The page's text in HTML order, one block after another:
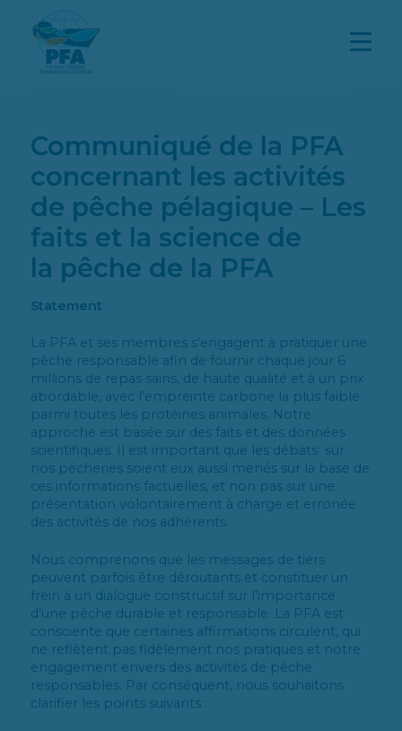
Communiqué de la PFA
concernant les activités
de pêche pélagique – Les
faits et la science de
la pêche de la PFA
Statement
La PFA et ses membres s’engagent à pratiquer une
pêche responsable afin de fournir chaque jour 6
millions de repas sains, de haute qualité et à un prix
abordable, avec l’empreinte carbone la plus faible
parmi toutes les protéines animales. Notre
approche est basée sur des faits et des données
scientifiques. Il est important que les débats sur
nos pêcheries soient eux aussi menés sur la base de
ces informations factuelles, et non pas sur une
présentation volontairement à charge et erronée
des activités de nos adhérents.
Nous comprenons que les messages de tiers
peuvent parfois être déroutants et constituer un
frein à un dialogue constructif sur l’importance
d’une pêche durable et responsable. La PFA est
consciente que certaines affirmations circulent, qui
ne reflètent pas fidèlement nos pratiques et notre
engagement envers des activités de pêche
responsables. Par conséquent, nous souhaitons
clarifier les points suivants :